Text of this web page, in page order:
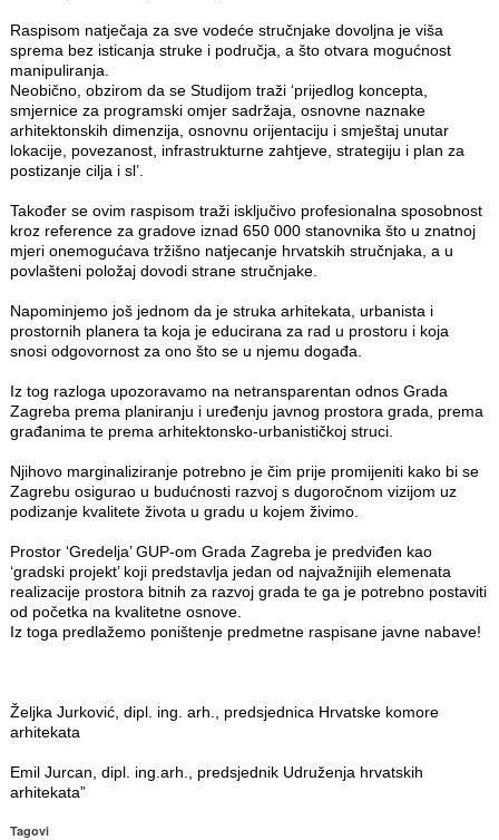
Raspisom natječaja za sve vodeće stručnjake dovoljna je viša
sprema bez isticanja struke i područja, a što otvara mogućnost
manipuliranja.
Neobično, obzirom da se Studijom traži ‘prijedlog koncepta,
smjernice za programski omjer sadržaja, osnovne naznake
arhitektonskih dimenzija, osnovnu orijentaciju i smještaj unutar
lokacije, povezanost, infrastrukturne zahtjeve, strategiju i plan za
postizanje cilja i sl’.
Također se ovim raspisom traži isključivo profesionalna sposobnost
kroz reference za gradove iznad 650 000 stanovnika što u znatnoj
mjeri onemogućava tržišno natjecanje hrvatskih stručnjaka, a u
povlašteni položaj dovodi strane stručnjake.
Napominjemo još jednom da je struka arhitekata, urbanista i
prostornih planera ta koja je educirana za rad u prostoru i koja
snosi odgovornost za ono što se u njemu događa.
Iz tog razloga upozoravamo na netransparentan odnos Grada
Zagreba prema planiranju i uređenju javnog prostora grada, prema
građanima te prema arhitektonsko-urbanističkoj struci.
Njihovo marginaliziranje potrebno je čim prije promijeniti kako bi se
Zagrebu osigurao u budućnosti razvoj s dugoročnom vizijom uz
podizanje kvalitete života u gradu u kojem živimo.
Prostor ‘Gredelja’ GUP-om Grada Zagreba je predviđen kao
‘gradski projekt’ koji predstavlja jedan od najvažnijih elemenata
realizacije prostora bitnih za razvoj grada te ga je potrebno postaviti
od početka na kvalitetne osnove.
Iz toga predlažemo poništenje predmetne raspisane javne nabave!
Željka Jurković, dipl. ing. arh., predsjednica Hrvatske komore
arhitekata
Emil Jurcan, dipl. ing.arh., predsjednik Udruženja hrvatskih
arhitekata”
Tagovi